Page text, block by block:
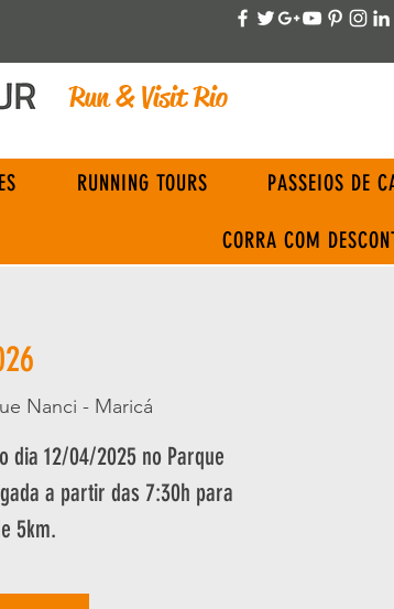
Run & Visit Rio
RUNNING TOURS PASSEIOS DE
CORRA COM
Nanci - Maricá
dia 12/04/2025 no Parque
a partir das 7:30h para
5km.